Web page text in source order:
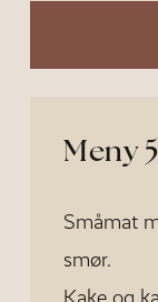
Meny
Småmat
smør.
Kake og